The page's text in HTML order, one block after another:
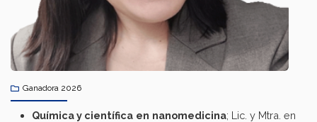
Ganadora 2026
Químicay científica en nanomedicina; Lic. y Mtra. en